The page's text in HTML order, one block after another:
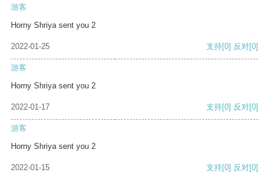
游客
Horny Shriya sent you 2
2022-01-25 支持[0] 反对[0]
游客
Horny Shriya sent you 2
2022-01-17 支持[0] 反对[0]
游客
Horny Shriya sent you 2
2022-01-15 支持[0] 反对[0]